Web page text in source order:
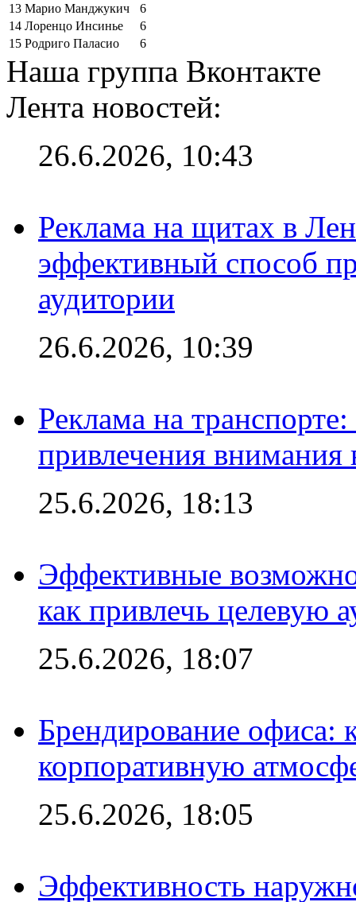
13 Марио Манджукич
6
14 Лоренцо Инсинье
6
15 Родриго Паласио 6
Наша группа Вконтакте
Лента новостей:
26.6.2026, 10:43
Реклама на щитах в
эффективный способ
аудитории
26.6.2026, 10:39
Реклама на
привлечения внимания
25.6.2026, 18:13
Эффективные
как привлечь целевую
25.6.2026, 18:07
Брендирование офиса:
корпоративную
25.6.2026, 18:05
Эффективность